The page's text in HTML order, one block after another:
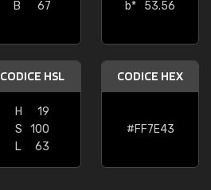
B
67
b*
53.56
CODICE HSL
H
19
S
100
L
63
CODICE HEX
#FF7E43